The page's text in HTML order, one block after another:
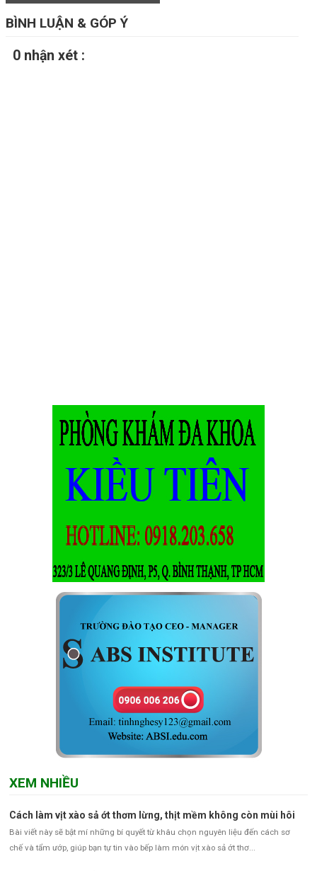
BÌNH LUẬN & GÓP Ý
0 nhận xét :
XEM NHIỀU
Cách làm vịt xào sả ớt thơm lừng, thịt mềm không còn mùi hôi
Bài viết này sẽ bật mí những bí quyết từ khâu chọn nguyên liệu đến cách sơ
chế và tẩm ướp, giúp bạn tự tin vào bếp làm món vịt xào sả ớt thơ...